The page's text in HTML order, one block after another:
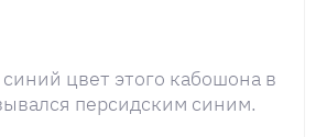
цвет этого кабошона в
персидским синим.